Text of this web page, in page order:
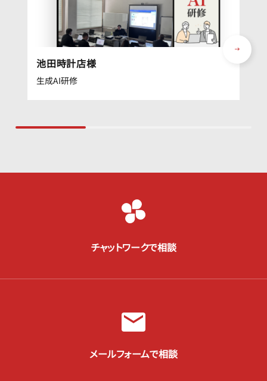
池田時計店様
生成AI研修
チャットワークで相談
メールフォームで相談